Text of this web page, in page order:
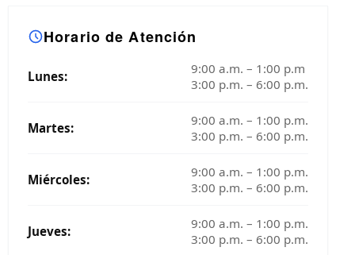
Horario de Atención
Lunes:
9:00 a.m. – 1:00 p.m
3:00 p.m. – 6:00 p.m.
Martes:
9:00 a.m. – 1:00 p.m.
3:00 p.m. – 6:00 p.m.
Miércoles:
9:00 a.m. – 1:00 p.m.
3:00 p.m. – 6:00 p.m.
Jueves:
9:00 a.m. – 1:00 p.m.
3:00 p.m. – 6:00 p.m.